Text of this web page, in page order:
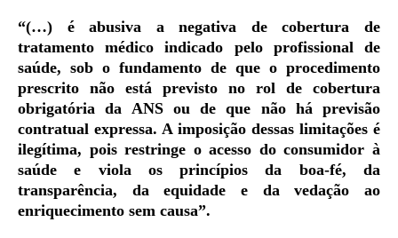
“(…) é abusiva a negativa de cobertura de
tratamento médico indicado pelo profissional de
saúde, sob o fundamento de que o procedimento
prescrito não está previsto no rol de cobertura
obrigatória da ANS ou de que não há previsão
contratual expressa. A imposição dessas limitações é
ilegítima, pois restringe o acesso do consumidor à
saúde e viola os princípios da boa-fé, da
transparência, da equidade e da vedação ao
enriquecimento sem causa”.